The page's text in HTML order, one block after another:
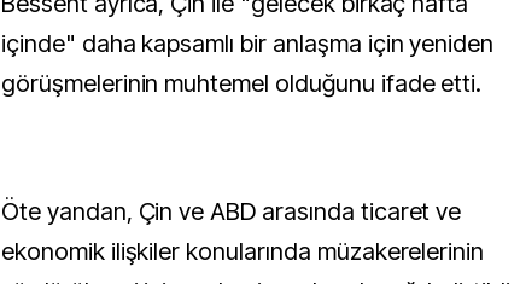
içinde" daha kapsamlı bir anlaşma için yeniden
görüşmelerinin muhtemel olduğunu ifade etti.
Öte yandan, Çin ve ABD arasında ticaret ve
ekonomik ilişkiler konularında müzakerelerinin